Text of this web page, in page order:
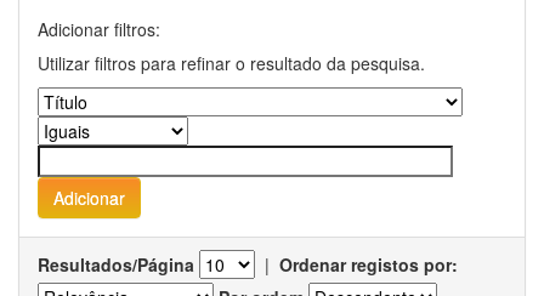
Adicionar filtros:
Utilizar filtros para refinar o resultado da pesquisa.
Resultados/Página | Ordenar registos por: